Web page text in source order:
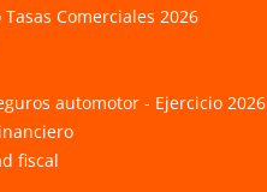
Comerciales 2026
automotor - Ejercicio 2026
fiscal